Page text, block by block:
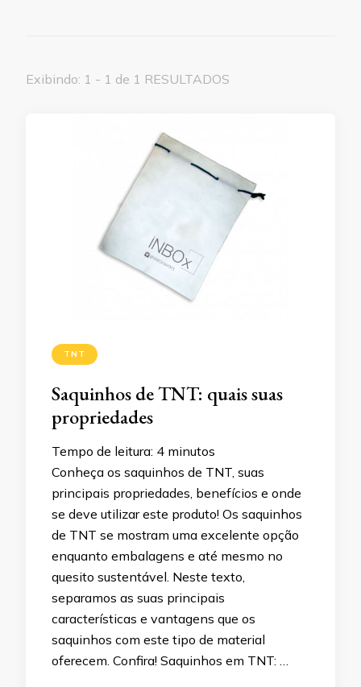
Exibindo: 1 - 1 de 1 RESULTADOS
TNT
Saquinhos de TNT: quais suas
propriedades
Tempo de leitura: 4 minutos
Conheça os saquinhos de TNT, suas
principais propriedades, benefícios e onde
se deve utilizar este produto! Os saquinhos
de TNT se mostram uma excelente opção
enquanto embalagens e até mesmo no
quesito sustentável. Neste texto,
separamos as suas principais
características e vantagens que os
saquinhos com este tipo de material
oferecem. Confira! Saquinhos em TNT: …